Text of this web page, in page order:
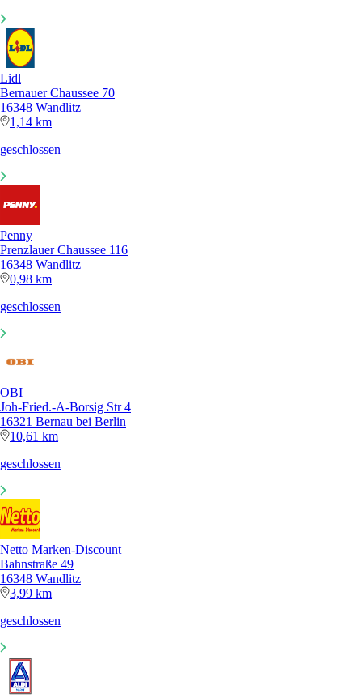
Lidl
Bernauer Chaussee 70
16348 Wandlitz
1,14 km
geschlossen
Penny
Prenzlauer Chaussee 116
16348 Wandlitz
0,98 km
geschlossen
OBI
Joh-Fried.-A-Borsig Str 4
16321 Bernau bei Berlin
10,61 km
geschlossen
Netto Marken-Discount
Bahnstraße 49
16348 Wandlitz
3,99 km
geschlossen